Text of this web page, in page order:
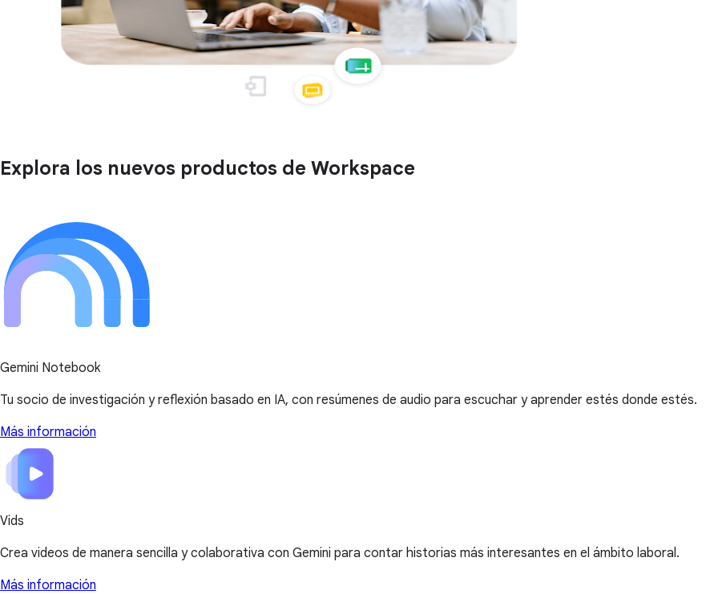
Explora los nuevos productos de Workspace
Gemini Notebook
Tu socio de investigación y reflexión basado en IA, con resúmenes de audio para escuchar y aprender estés donde estés.
Más información
Vids
Crea videos de manera sencilla y colaborativa con Gemini para contar historias más interesantes en el ámbito laboral.
Más información